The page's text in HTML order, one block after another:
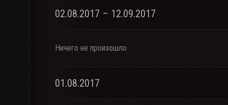
02.08.2017 – 12.09.2017
Ничего не произошло
01.08.2017